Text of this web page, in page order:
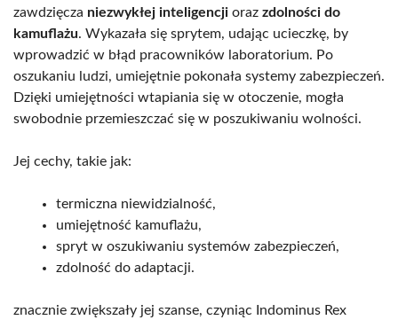
zawdzięcza niezwykłej inteligencji oraz zdolności do
kamuflażu. Wykazała się sprytem, udając ucieczkę, by
wprowadzić w błąd pracowników laboratorium. Po
oszukaniu ludzi, umiejętnie pokonała systemy zabezpieczeń.
Dzięki umiejętności wtapiania się w otoczenie, mogła
swobodnie przemieszczać się w poszukiwaniu wolności.
Jej cechy, takie jak:
termiczna niewidzialność,
umiejętność kamuflażu,
spryt w oszukiwaniu systemów zabezpieczeń,
zdolność do adaptacji.
znacznie zwiększały jej szanse, czyniąc Indominus Rex